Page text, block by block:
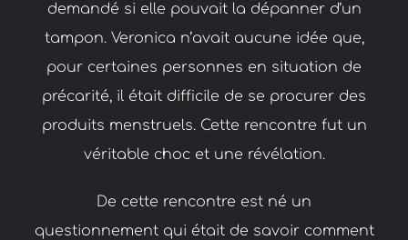
demandé si elle pouvait la dépanner d’un
tampon. Veronica n’avait aucune idée que,
pour certaines personnes en situation de
précarité, il était difficile de se procurer des
produits menstruels. Cette rencontre fut un
véritable choc et une révélation.
De cette rencontre est né un
questionnement qui était de savoir comment